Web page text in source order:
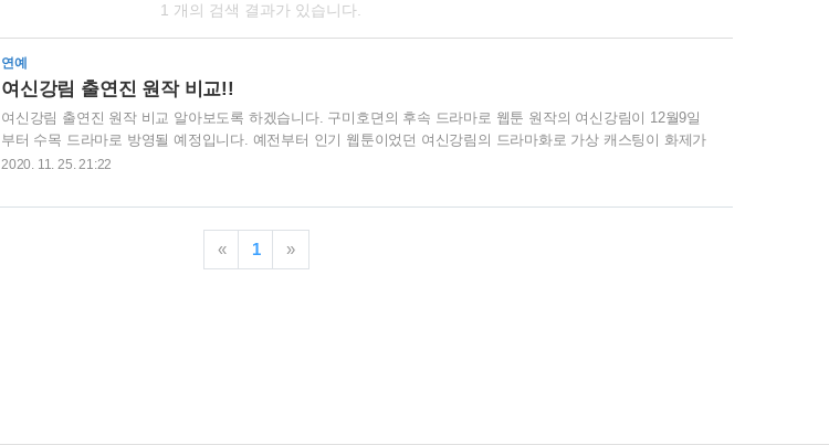
1 개의 검색 결과가 있습니다.
연예
여신강림 출연진 원작 비교!!
여신강림 출연진 원작 비교 알아보도록 하겠습니다. 구미호뎐의 후속 드라마로 웹툰 원작의 여신강림이 12월9일
부터 수목 드라마로 방영될 예정입니다. 예전부터 인기 웹툰이었던 여신강림의 드라마화로 가상 캐스팅이 화제가
되었는데요. 그만큼 캐스팅 관련해서 엄청 말이 많았던 드라마 입니다. 첫방 전에 원작대비 캐스팅이 어떻게 되는
주경이 화장으로 인해 여신급 미모를 가지게되어 훈남들(이수호, 한서준)의 사랑을 받으며 성장하는 로맨틱 코미
디 입니다. 최근 드라마화로 스토리 전개가 늦어지면서 평점 테러(?)를 받기도 했지만 여전히 인기가 많은 웹툰입
니다. 그리고 여신강림을 모르던 사람들도 알게된 이유중에 하나..
2020. 11. 25. 21:22
« 1 »